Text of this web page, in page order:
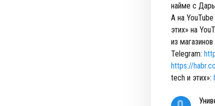
найме с
А на
этих» на
из
Telegram:
https://
tech и этих»: